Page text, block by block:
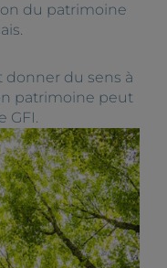
du patrimoine
donner du sens à
patrimoine peut
GFI.